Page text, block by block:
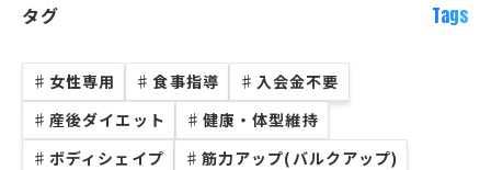
タグ Tags
♯ 女性専用 ♯ 食事指導 ♯ 入会金不要
♯ 産後ダイエット ♯ 健康・体型維持
♯ ボディシェイプ ♯ 筋力アップ(バルクアップ)